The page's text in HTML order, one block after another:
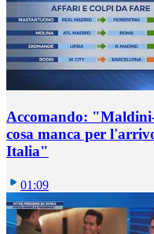
Accomando:
cosa manca per
Italia"
01:09